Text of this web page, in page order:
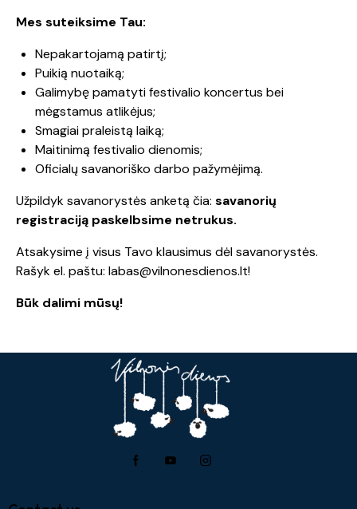
Mes suteiksime Tau:
Nepakartojamą patirtį;
Puikią nuotaiką;
Galimybę pamatyti festivalio koncertus bei
mėgstamus atlikėjus;
Smagiai praleistą laiką;
Maitinimą festivalio dienomis;
Oficialų savanoriško darbo pažymėjimą.
Užpildyk savanorystės anketą čia: savanorių
registraciją paskelbsime netrukus.
Atsakysime į visus Tavo klausimus dėl savanorystės.
Rašyk el. paštu: labas@vilnonesdienos.lt!
Būk dalimi mūsų!